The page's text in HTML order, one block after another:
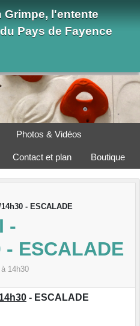
Grimpe, l'entente
Pays de Fayence
Photos & Vidéos
Contact et plan Boutique
- ESCALADE
-
- ESCALADE
14h30
- ESCALADE